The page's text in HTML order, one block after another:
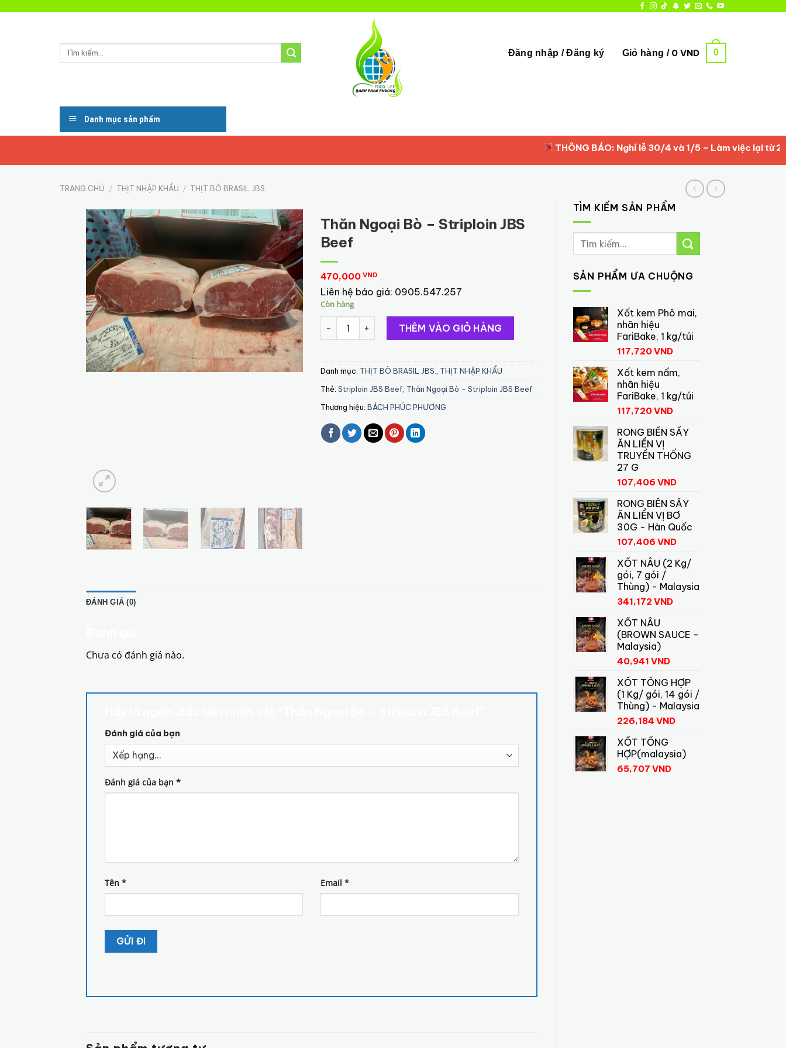
Tìm
Đăng nhập / Đăng ký Giỏ hàng / 0 VND 0
Danh mục sản phẩm
THÔNG BÁO: Nghỉ lễ 30/4 và 1/5 – Làm việc lại từ 2/5/
TRANG CHỦ / THỊT NHẬP KHẨU / THỊT BÒ BRASIL JBS.
TÌM KIẾM SẢN PHẨM
Tìm
SẢN PHẨM ƯA CHUỘNG
Xốt kem Phô mai,
nhãn hiệu
FariBake, 1 kg/túi
117,720VND
Xốt kem nấm,
nhãn hiệu
FariBake, 1 kg/túi
117,720VND
RONG BIỂN SẤY
ĂN LIỀN VỊ
TRUYỀN THỐNG
27 G
107,406 VND
RONG BIỂN SẤY
ĂN LIỀN VỊ BƠ
30G - Hàn Quốc
107,406 VND
XỐT NÂU (2 Kg/
gói, 7 gói /
Thùng) - Malaysia
341,172 VND
XỐT NÂU
(BROWN SAUCE -
Malaysia)
40,941 VND
XỐT TỔNG HỢP
(1 Kg/ gói, 14 gói /
Thùng) - Malaysia
226,184 VND
XỐT TỔNG
HỢP(malaysia)
65,707 VND
Thăn Ngoại Bò – Striploin JBS
Beef
470,000 VND
Liên hệ báo giá: 0905.547.257
Còn hàng
Thăn Ngoại Bò - Striploin JBS Beef số lượng
THÊM VÀO GIỎ HÀNG
Danh mục: THỊT BÒ BRASIL JBS.
THỊT NHẬP KHẨU
Thẻ: Striploin JBS Beef Thăn Ngoại Bò - Striploin JBS Beef
Thương hiệu: BÁCH PHÚC PHƯƠNG
ĐÁNH GIÁ (0)
Chưa có đánh giá nào.
Đánh giá của bạn
Đánh giá của bạn *
Tên * Email *